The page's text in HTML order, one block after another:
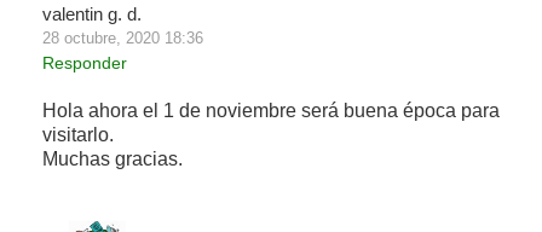
valentin g. d.
28 octubre, 2020 18:36
Responder
Hola ahora el 1 de noviembre será buena época para
visitarlo.
Muchas gracias.